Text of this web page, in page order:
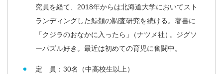
究員を経て、2018年からは北海道大学においてスト
ランディングした鯨類の調査研究を続ける。著書に
「クジラのおなかに入ったら 」 （ナツメ社） 。ジグソ
ーパズル好き。最近は初めての育児に奮闘中。
定 員：30名（中高校生以上）